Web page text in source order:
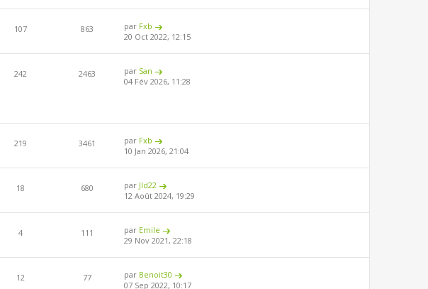
107 863 par Fxb
20 Oct 2022, 12:15
242 2463 par San
04 Fév 2026, 11:28
219 3461 par Fxb
10 Jan 2026, 21:04
18 680 par Jld22
12 Août 2024, 19:29
4 111 par Emile
29 Nov 2021, 22:18
12 77 par Benoit30
07 Sep 2022, 10:17